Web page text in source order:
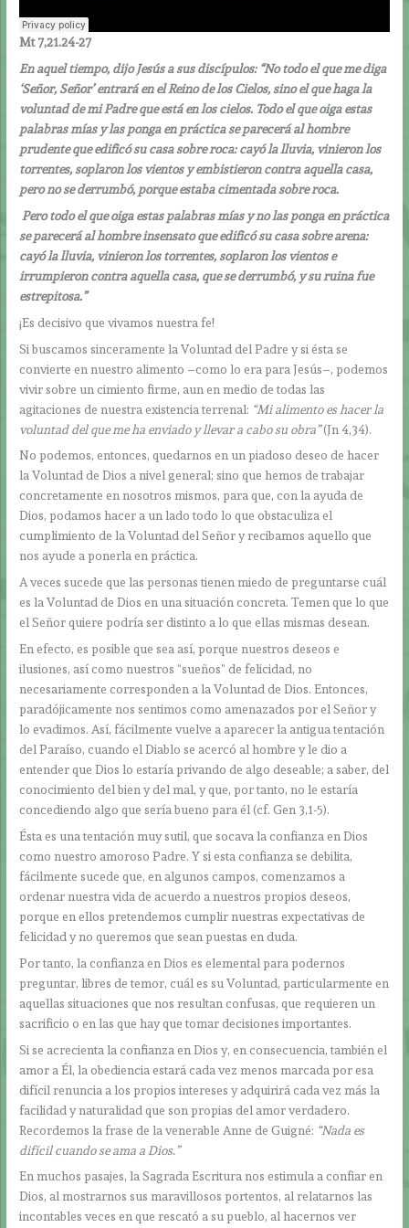
Mt 7,21.24-27
En aquel tiempo, dijo Jesús a sus discípulos: “No todo el que me diga
‘Señor, Señor’ entrará en el Reino de los Cielos, sino el que haga la
voluntad de mi Padre que está en los cielos. Todo el que oiga estas
palabras mías y las ponga en práctica se parecerá al hombre
prudente que edificó su casa sobre roca: cayó la lluvia, vinieron los
torrentes, soplaron los vientos y embistieron contra aquella casa,
pero no se derrumbó, porque estaba cimentada sobre roca.
Pero todo el que oiga estas palabras mías y no las ponga en práctica
se parecerá al hombre insensato que edificó su casa sobre arena:
cayó la lluvia, vinieron los torrentes, soplaron los vientos e
irrumpieron contra aquella casa, que se derrumbó, y su ruina fue
estrepitosa.”
¡Es decisivo que vivamos nuestra fe!
Si buscamos sinceramente la Voluntad del Padre y si ésta se
convierte en nuestro alimento –como lo era para Jesús–, podemos
vivir sobre un cimiento firme, aun en medio de todas las
agitaciones de nuestra existencia terrenal: “Mi alimento es hacer la
voluntad del que me ha enviado y llevar a cabo su obra”(Jn 4,34).
No podemos, entonces, quedarnos en un piadoso deseo de hacer
la Voluntad de Dios a nivel general; sino que hemos de trabajar
concretamente en nosotros mismos, para que, con la ayuda de
Dios, podamos hacer a un lado todo lo que obstaculiza el
cumplimiento de la Voluntad del Señor y recibamos aquello que
nos ayude a ponerla en práctica.
A veces sucede que las personas tienen miedo de preguntarse cuál
es la Voluntad de Dios en una situación concreta. Temen que lo que
el Señor quiere podría ser distinto a lo que ellas mismas desean.
En efecto, es posible que sea así, porque nuestros deseos e
ilusiones, así como nuestros “sueños” de felicidad, no
necesariamente corresponden a la Voluntad de Dios. Entonces,
paradójicamente nos sentimos como amenazados por el Señor y
lo evadimos. Así, fácilmente vuelve a aparecer la antigua tentación
del Paraíso, cuando el Diablo se acercó al hombre y le dio a
entender que Dios lo estaría privando de algo deseable; a saber, del
conocimiento del bien y del mal, y que, por tanto, no le estaría
concediendo algo que sería bueno para él (cf. Gen 3,1-5).
Ésta es una tentación muy sutil, que socava la confianza en Dios
como nuestro amoroso Padre. Y si esta confianza se debilita,
fácilmente sucede que, en algunos campos, comenzamos a
ordenar nuestra vida de acuerdo a nuestros propios deseos,
porque en ellos pretendemos cumplir nuestras expectativas de
felicidad y no queremos que sean puestas en duda.
Por tanto, la confianza en Dios es elemental para podernos
preguntar, libres de temor, cuál es su Voluntad, particularmente en
aquellas situaciones que nos resultan confusas, que requieren un
sacrificio o en las que hay que tomar decisiones importantes.
Si se acrecienta la confianza en Dios y, en consecuencia, también el
amor a Él, la obediencia estará cada vez menos marcada por esa
difícil renuncia a los propios intereses y adquirirá cada vez más la
facilidad y naturalidad que son propias del amor verdadero.
Recordemos la frase de la venerable Anne de Guigné: “Nada es
difícil cuando se ama a Dios.”
En muchos pasajes, la Sagrada Escritura nos estimula a confiar en
Dios, al mostrarnos sus maravillosos portentos, al relatarnos las
incontables veces en que rescató a su pueblo, al hacernos ver